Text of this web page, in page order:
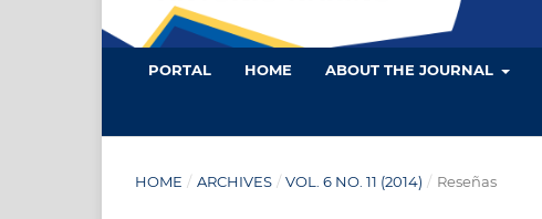
PORTAL HOME ABOUT THE JOURNAL
HOME / ARCHIVES / VOL. 6 NO. 11 (2014) / Reseñas